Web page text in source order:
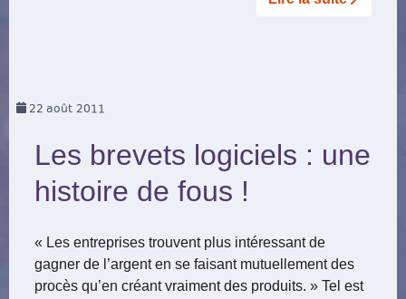
22 août 2011
Les brevets logiciels : une
histoire de fous !
« Les entreprises trouvent plus intéressant de
gagner de l’argent en se faisant mutuellement des
procès qu’en créant vraiment des produits. » Tel est